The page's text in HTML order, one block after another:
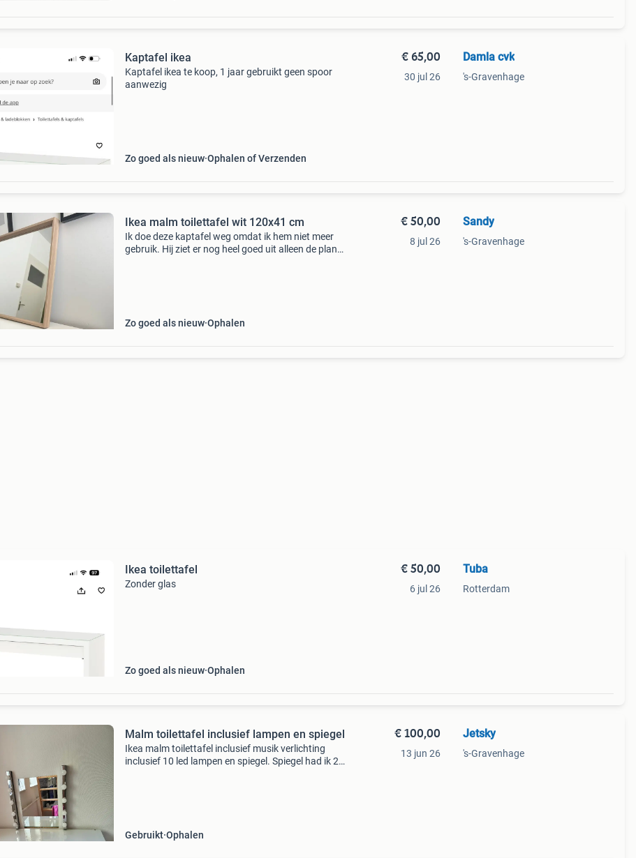
Kaptafel ikea
Kaptafel ikea te koop, 1 jaar gebruikt geen spoor
aanwezig
Zo goed als nieuw Ophalen of Verzenden
€ 65,00
30 jul 26
Damla cvk
's-Gravenhage
Ikea malm toilettafel wit 120x41 cm
Ik doe deze kaptafel weg omdat ik hem niet meer
gebruik. Hij ziet er nog heel goed uit alleen de plank
Zo goed als nieuw Ophalen
€ 50,00
8 jul 26
Sandy
's-Gravenhage
Ikea toilettafel
Zonder glas
Zo goed als nieuw Ophalen
€ 50,00
6 jul 26
Tuba
Rotterdam
Malm toilettafel inclusief lampen en spiegel
Ikea malm toilettafel inclusief musik verlichting
inclusief 10 led lampen en spiegel. Spiegel had ik 2x
Gebruikt Ophalen
€ 100,00
13 jun 26
Jetsky
's-Gravenhage